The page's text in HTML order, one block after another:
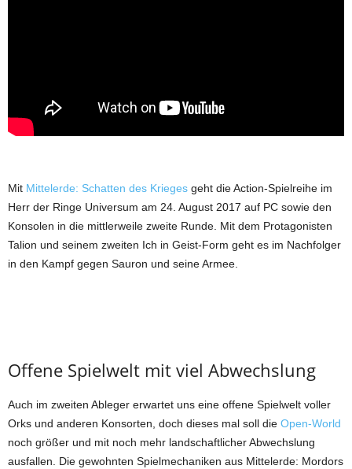
Mit Mittelerde: Schatten des Krieges geht die Action-Spielreihe im
Herr der Ringe Universum am 24. August 2017 auf PC sowie den
Konsolen in die mittlerweile zweite Runde. Mit dem Protagonisten
Talion und seinem zweiten Ich in Geist-Form geht es im Nachfolger
in den Kampf gegen Sauron und seine Armee.
Offene Spielwelt mit viel Abwechslung
Auch im zweiten Ableger erwartet uns eine offene Spielwelt voller
Orks und anderen Konsorten, doch dieses mal soll die Open-World
noch größer und mit noch mehr landschaftlicher Abwechslung
ausfallen. Die gewohnten Spielmechaniken aus Mittelerde: Mordors